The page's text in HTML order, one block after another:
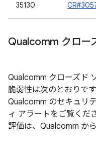
35130
Qualcomm クロー
Qualcomm クローズド
脆弱性は次のとおりで
Qualcomm のセキュリ
ィ アラートをご覧くだ
評価は、Qualcomm か